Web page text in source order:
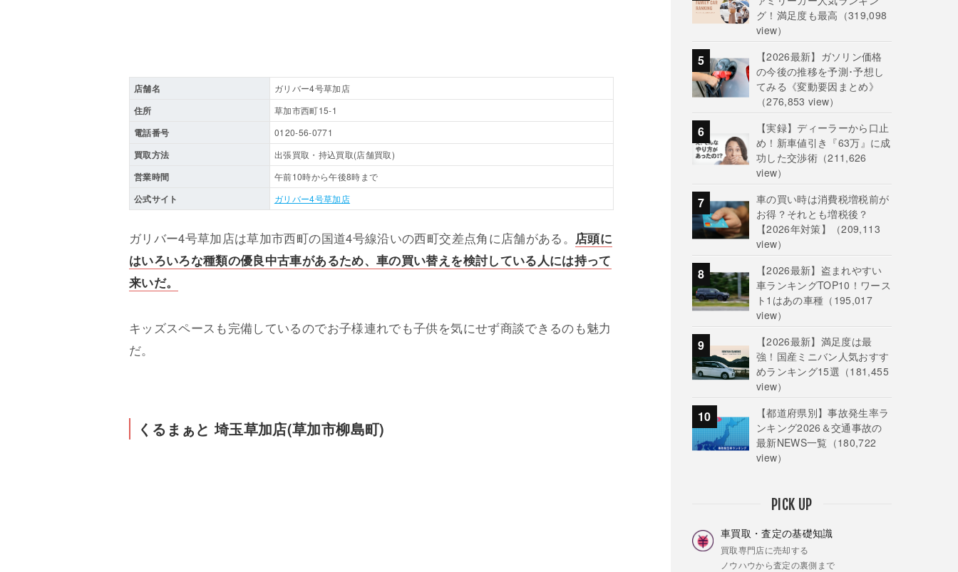
店舗名 ガリバー4号草加店
住所 草加市西町15-1
電話番号 0120-56-0771
買取方法 出張買取・持込買取(店舗買取)
営業時間 午前10時から午後8時まで
公式サイト ガリバー4号草加店
ガリバー4号草加店は草加市西町の国道4号線沿いの西町交差点角に店舗がある。 店頭に
はいろいろな種類の優良中古車があるため、車の買い替えを検討している人には持って
来いだ。
キッズスペースも完備しているのでお子様連れでも子供を気にせず商談できるのも魅力
だ。
くるまぁと 埼玉草加店(草加市柳島町)
グ！満足度も最高 （319,098
view）
【2026最新】ガソリン価格
の今後の推移を予測･予想し
てみる《変動要因まとめ》
（276,853 view）
【実録】ディーラーから口止
め！新車値引き『63万』に成
功した交渉術（211,626
view）
車の買い時は消費税増税前が
お得？それとも増税後？
【2026年対策】
（209,113
view）
【2026最新】盗まれやすい
車ランキングTOP10！ワース
ト1はあの車種 （195,017
view）
【2026最新】満足度は最
強！国産ミニバン人気おすす
めランキング15選 （181,455
view）
【都道府県別】事故発生率ラ
ンキング2026＆交通事故の
最新NEWS一覧 （180,722
view）
PICK UP
車買取・査定の基礎知識
買取専門店に売却する
ノウハウから査定の裏側まで